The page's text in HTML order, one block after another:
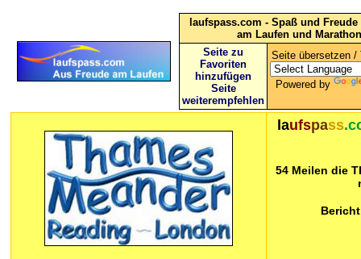
laufspass.com - Spaß und
am Laufen und Marathon
Seite zu
Favoriten
hinzufügen
Seite
weiterempfehlen
Seite übersetzen /
Powered by
laufspass
54 Meilen die